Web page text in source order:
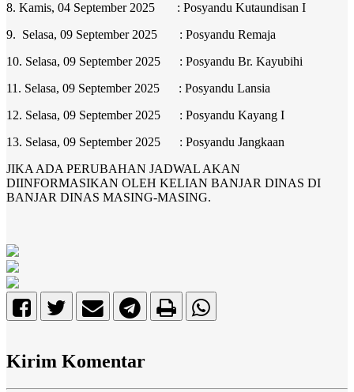
8. Kamis, 04 September 2025 : Posyandu Kutaundisan I
9. Selasa, 09 September 2025 : Posyandu Remaja
10. Selasa, 09 September 2025 : Posyandu Br. Kayubihi
11. Selasa, 09 September 2025 : Posyandu Lansia
12. Selasa, 09 September 2025 : Posyandu Kayang I
13. Selasa, 09 September 2025 : Posyandu Jangkaan
JIKA ADA PERUBAHAN JADWAL AKAN
DIINFORMASIKAN OLEH KELIAN BANJAR DINAS DI
BANJAR DINAS MASING-MASING.
Kirim Komentar